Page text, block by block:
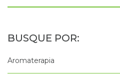
Aromaterapia